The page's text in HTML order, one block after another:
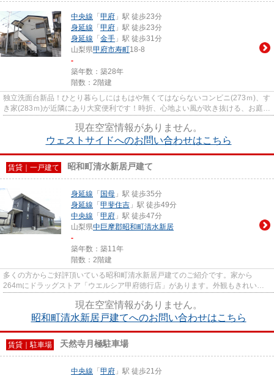
中央線 「 甲府 」駅 徒歩23分
身延線 「 甲府 」駅 徒歩23分
身延線 「 金手 」駅 徒歩31分
山梨県甲府市寿町18-8
-
築年数：築28年
階数：2階建
独立洗面台新品！ひとり暮らしにはもはや無くてはならないコンビニ(273ｍ)、す
き家(283ｍ)が近隣にあり大変便利です！時折、心地よい風が吹き抜ける、お庭に
現在空室情報がありません。
ウェストサイドへのお問い合わせはこちら
賃貸｜一戸建て 昭和町清水新居戸建て
身延線 「 国母 」駅 徒歩35分
身延線 「 甲斐住吉 」駅 徒歩49分
中央線 「 甲府 」駅 徒歩47分
山梨県中巨摩郡昭和町清水新居
-
築年数：築11年
階数：2階建
多くの方からご好評頂いている昭和町清水新居戸建てのご紹介です。家から
264mにドラッグストア「ウエルシア甲府徳行店」があります。外観もきれいな
現在空室情報がありません。
昭和町清水新居戸建てへのお問い合わせはこちら
賃貸｜駐車場 天然寺月極駐車場
中央線 「 甲府 」駅 徒歩21分